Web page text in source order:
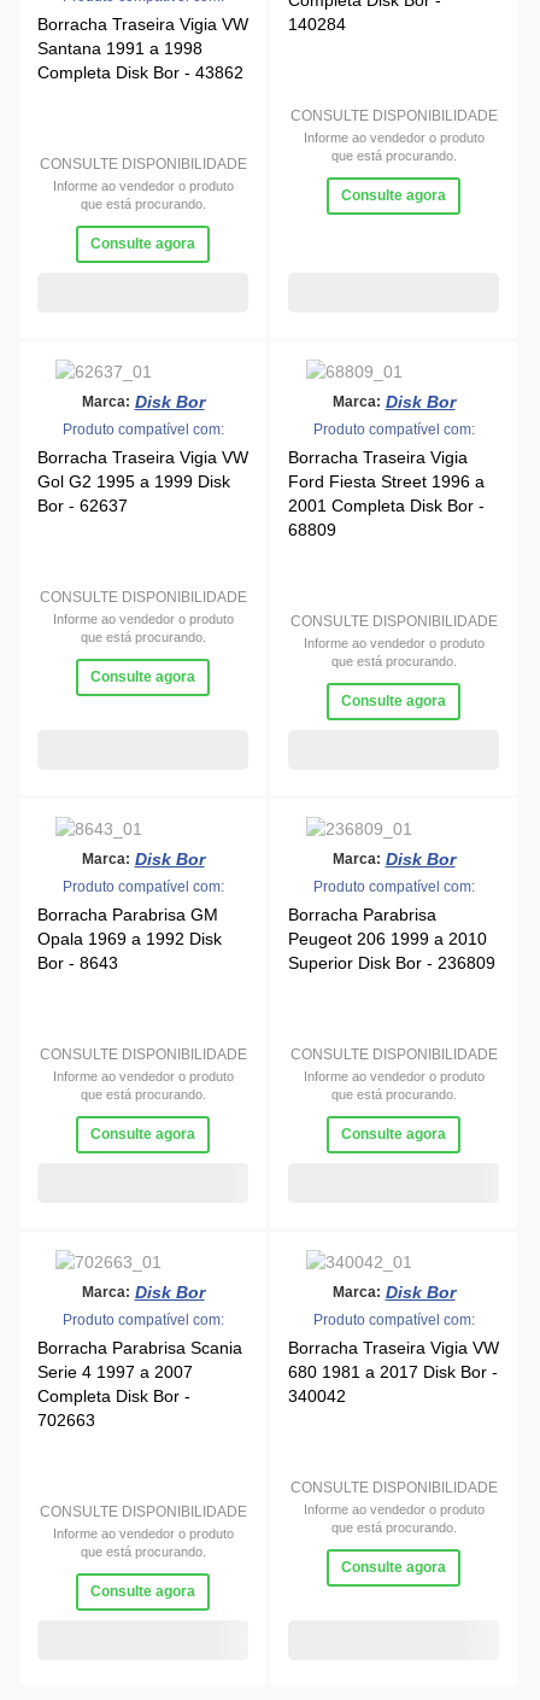
Borracha Traseira Vigia VW
Santana 1991 a 1998
Completa Disk Bor - 43862
CONSULTE DISPONIBILIDADE
Informe ao vendedor o produto
que está procurando.
Consulte agora
140284
CONSULTE DISPONIBILIDADE
Informe ao vendedor o produto
que está procurando.
Consulte agora
Marca: Disk Bor
Produto compatível com:
Borracha Traseira Vigia VW
Gol G2 1995 a 1999 Disk
Bor - 62637
CONSULTE DISPONIBILIDADE
Informe ao vendedor o produto
que está procurando.
Consulte agora
Marca: Disk Bor
Produto compatível com:
Borracha Traseira Vigia
Ford Fiesta Street 1996 a
2001 Completa Disk Bor -
68809
CONSULTE DISPONIBILIDADE
Informe ao vendedor o produto
que está procurando.
Consulte agora
Marca: Disk Bor
Produto compatível com:
Borracha Parabrisa GM
Opala 1969 a 1992 Disk
Bor - 8643
CONSULTE DISPONIBILIDADE
Informe ao vendedor o produto
que está procurando.
Consulte agora
Marca: Disk Bor
Produto compatível com:
Borracha Parabrisa
Peugeot 206 1999 a 2010
Superior Disk Bor - 236809
CONSULTE DISPONIBILIDADE
Informe ao vendedor o produto
que está procurando.
Consulte agora
Marca: Disk Bor
Produto compatível com:
Borracha Parabrisa Scania
Serie 4 1997 a 2007
Completa Disk Bor -
702663
CONSULTE DISPONIBILIDADE
Informe ao vendedor o produto
que está procurando.
Consulte agora
Marca: Disk Bor
Produto compatível com:
Borracha Traseira Vigia VW
680 1981 a 2017 Disk Bor -
340042
CONSULTE DISPONIBILIDADE
Informe ao vendedor o produto
que está procurando.
Consulte agora